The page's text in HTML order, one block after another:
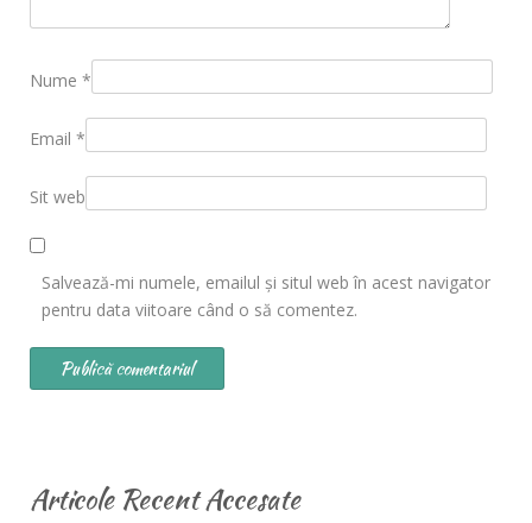
Nume *
Email *
Sit web
Salvează-mi numele, emailul și situl web în acest navigator
pentru data viitoare când o să comentez.
Articole Recent Accesate